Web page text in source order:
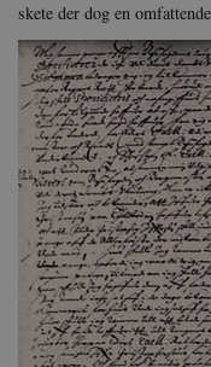
skete der dog en